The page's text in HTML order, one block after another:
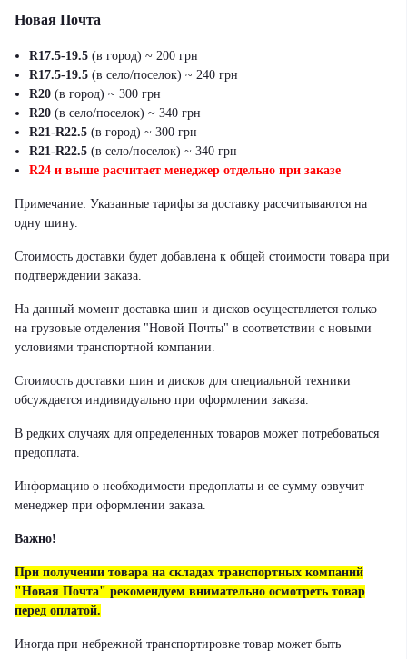
Новая Почта
R17.5-19.5 (в город) ~ 200 грн
R17.5-19.5 (в село/поселок) ~ 240 грн
R20 (в город) ~ 300 грн
R20 (в село/поселок) ~ 340 грн
R21-R22.5 (в город) ~ 300 грн
R21-R22.5 (в село/поселок) ~ 340 грн
R24 и выше расчитает менеджер отдельно при заказе
Примечание: Указанные тарифы за доставку рассчитываются на
одну шину.
Стоимость доставки будет добавлена к общей стоимости товара при
подтверждении заказа.
На данный момент доставка шин и дисков осуществляется только
на грузовые отделения "Новой Почты" в соответствии с новыми
условиями транспортной компании.
Стоимость доставки шин и дисков для специальной техники
обсуждается индивидуально при оформлении заказа.
В редких случаях для определенных товаров может потребоваться
предоплата.
Информацию о необходимости предоплаты и ее сумму озвучит
менеджер при оформлении заказа.
Важно!
При получении товара на складах транспортных компаний
"Новая Почта" рекомендуем внимательно осмотреть товар
перед оплатой.
Иногда при небрежной транспортировке товар может быть